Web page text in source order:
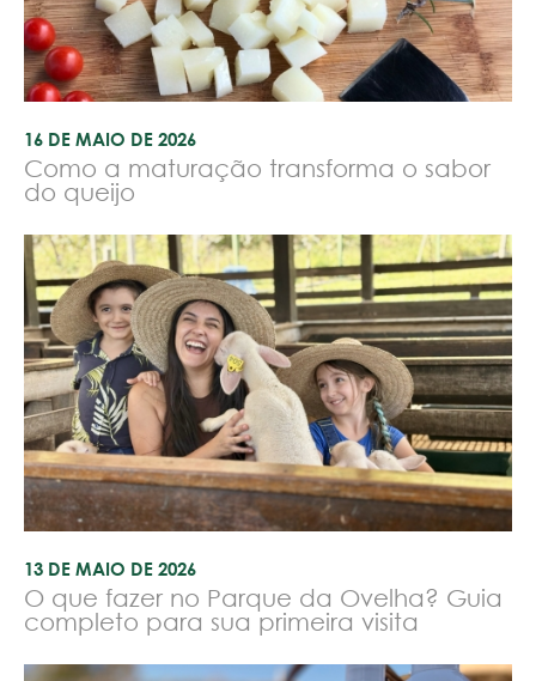
16 DE MAIO DE 2026
Como a maturação transforma o sabor
do queijo
13 DE MAIO DE 2026
O que fazer no Parque da Ovelha? Guia
completo para sua primeira visita